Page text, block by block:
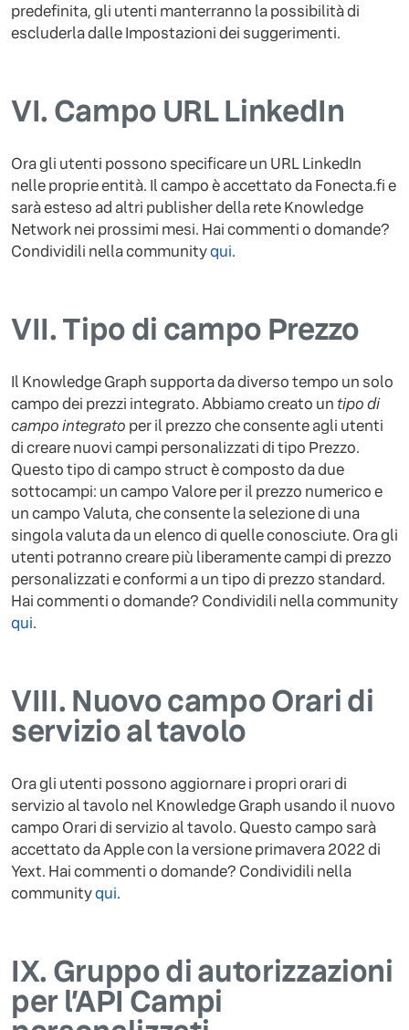
predefinita, gli utenti manterranno la possibilità di
escluderla dalle Impostazioni dei suggerimenti.
VI. Campo URL LinkedIn
Ora gli utenti possono specificare un URL LinkedIn
nelle proprie entità. Il campo è accettato da Fonecta.fi e
sarà esteso ad altri publisher della rete Knowledge
Network nei prossimi mesi. Hai commenti o domande?
Condividili nella communityqui.
VII.Tipo di campo Prezzo
Il Knowledge Graph supporta da diverso tempo un solo
campo dei prezzi integrato. Abbiamo creato un tipo di
campo integrato per il prezzo che consente agli utenti
di creare nuovi campi personalizzati di tipo Prezzo.
Questo tipo di campo struct è composto da due
sottocampi: un campo Valore per il prezzo numerico e
un campo Valuta, che consente la selezione di una
singola valuta da un elenco di quelle conosciute. Ora gli
utenti potranno creare più liberamente campi di prezzo
personalizzati e conformi a un tipo di prezzo standard.
Hai commenti o domande? Condividili nella community
qui.
VIII. Nuovo campo Orari di
servizio al tavolo
Ora gli utenti possono aggiornare i propri orari di
servizio al tavolo nel Knowledge Graph usando il nuovo
campo Orari di servizio al tavolo. Questo campo sarà
accettato da Apple con la versione primavera 2022 di
Yext. Hai commenti o domande? Condividili nella
communityqui.
IX. Gruppo di autorizzazioni
per l’API Campi